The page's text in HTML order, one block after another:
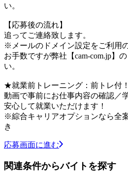
い。
【応募後の流れ】
追ってご連絡致します。
※メールのドメイン設定をご利用の
お手数ですが弊社【cam-com.jp】
い。
★就業前トレーニング：前トレ付
動画で事前にお仕事内容の確認／
安心して就業いただけます！
※綜合キャリアオプションなら全
き
応募画面に進む
関連条件からバイトを探す